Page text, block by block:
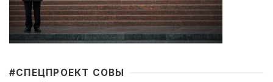
#CПЕЦПРОЕКТ СОВЫ